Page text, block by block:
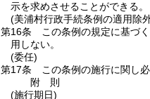
示を求めさせることができる。
(美浦村行政手続条例の適用除
第16条
この条例の規定に基づ
用しない。
(委任)
第17条
この条例の施行に関し
附 則
(施行期日)